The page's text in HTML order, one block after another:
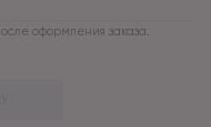
оформления заказа.